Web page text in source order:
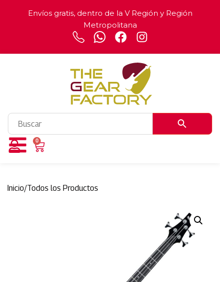
Envíos gratis, dentro de la V Región y Región
Metropolitana
0
Inicio/Todos los Productos